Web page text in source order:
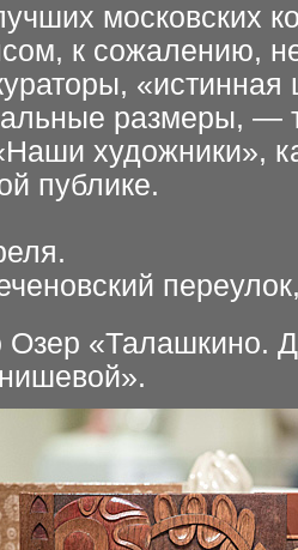
московских
к сожалению,
«истинная
размеры, —
художники»,
публике.
Озер «Талашкино.